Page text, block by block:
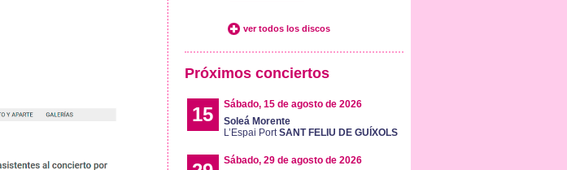
ver todos los discos
Próximos conciertos
15
Sábado, 15 de agosto de 2026
Soleá Morente
L’Espai PortSANT FELIU DE GUÍXOLS
Sábado, 29 de agosto de 2026